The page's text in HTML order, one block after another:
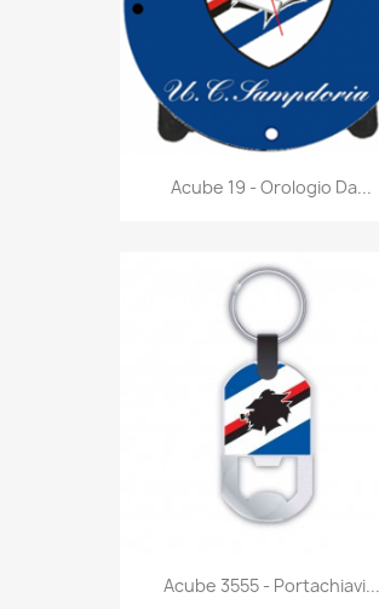
Anteprima
Acube 19 - Orologio Da...
Anteprima
Acube 3555 - Portachiavi...